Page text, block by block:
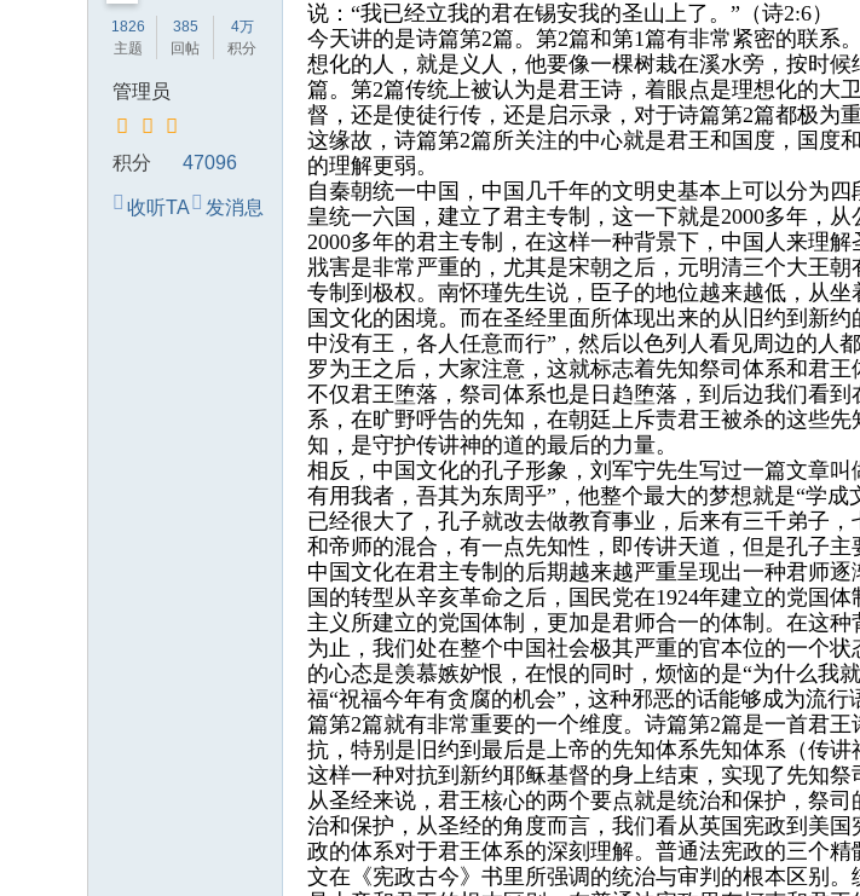
1826
主题
385
回帖
4万
积分
管理员
积分 47096
收听TA 发消息
说：“我已经立我的君在锡安我的圣山上了。”（诗2:6）
今天讲的是诗篇第2篇。第2篇和第1篇有非常紧密的联系
想化的人，就是义人，他要像一棵树栽在溪水旁，按时
篇。第2篇传统上被认为是君王诗，着眼点是理想化的大
督，还是使徒行传，还是启示录，对于诗篇第2篇都极为
这缘故，诗篇第2篇所关注的中心就是君王和国度，国度
的理解更弱。
自秦朝统一中国，中国几千年的文明史基本上可以分为
皇统一六国，建立了君主专制，这一下就是2000多年，
2000多年的君主专制，在这样一种背景下，中国人来理
戕害是非常严重的，尤其是宋朝之后，元明清三个大王
专制到极权。南怀瑾先生说，臣子的地位越来越低，从
国文化的困境。而在圣经里面所体现出来的从旧约到新
中没有王，各人任意而行”，然后以色列人看见周边的人
罗为王之后，大家注意，这就标志着先知祭司体系和君
不仅君王堕落，祭司体系也是日趋堕落，到后边我们看
系，在旷野呼告的先知，在朝廷上斥责君王被杀的这些
知，是守护传讲神的道的最后的力量。
相反，中国文化的孔子形象，刘军宁先生写过一篇文章
有用我者，吾其为东周乎”，他整个最大的梦想就是“学
已经很大了，孔子就改去做教育事业，后来有三千弟子
和帝师的混合，有一点先知性，即传讲天道，但是孔子
中国文化在君主专制的后期越来越严重呈现出一种君师
国的转型从辛亥革命之后，国民党在1924年建立的党国
主义所建立的党国体制，更加是君师合一的体制。在这
为止，我们处在整个中国社会极其严重的官本位的一个
的心态是羡慕嫉妒恨，在恨的同时，烦恼的是“为什么我
福“祝福今年有贪腐的机会”，这种邪恶的话能够成为流
篇第2篇就有非常重要的一个维度。诗篇第2篇是一首君
抗，特别是旧约到最后是上帝的先知体系先知体系（传
这样一种对抗到新约耶稣基督的身上结束，实现了先知
从圣经来说，君王核心的两个要点就是统治和保护，祭
治和保护，从圣经的角度而言，我们看从英国宪政到美
政的体系对于君王体系的深刻理解。普通法宪政的三个
文在《宪政古今》书里所强调的统治与审判的根本区别